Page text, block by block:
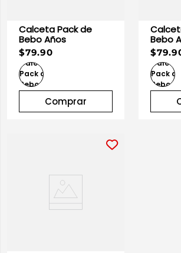
Calceta Pack de
Bebo Años
$79.90
Comprar
Calceta
Bebo